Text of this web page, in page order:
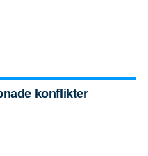
konflikter